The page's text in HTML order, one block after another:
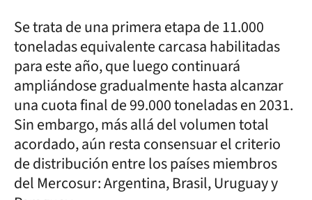
Se trata de una primera etapa de 11.000
toneladas equivalente carcasa habilitadas
para este año, que luego continuará
ampliándose gradualmente hasta alcanzar
una cuota final de 99.000 toneladas en 2031.
Sin embargo, más allá del volumen total
acordado, aún resta consensuar el criterio
de distribución entre los países miembros
del Mercosur: Argentina, Brasil, Uruguay y